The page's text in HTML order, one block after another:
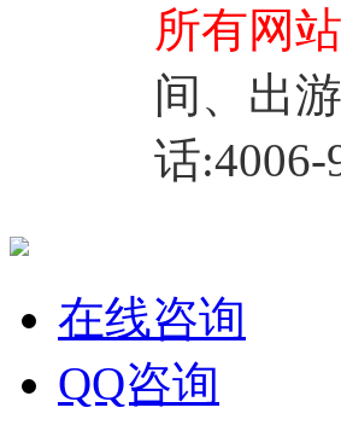
所有网
间、出
话:4006-
在线咨询
QQ咨询